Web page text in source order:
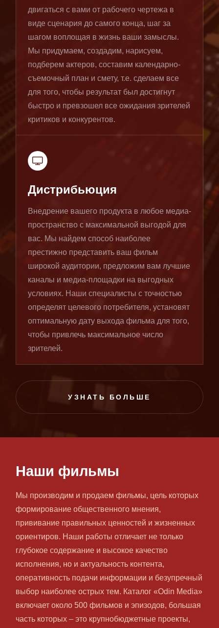
двигаться с вами от рабочего чертежа в
виде сценария до самого конца, шаг за
шагом воплощая в жизнь ваши замыслы.
Мы придумаем, создадим, нарисуем,
подберем актеров, составим календарно-
съемочный план и смету, т.е. сделаем все
для того, чтобы результат был достигнут
быстро и превзошел все ожидания зрителей
критиков и конкурентов.
Дистрибьюция
Внедрение вашего продукта в любое медиа-
пространство с максимальной выгодой для
вас. Мы найдем способ наиболее
престижно представить ваш фильм
широкой аудитории, предложим вам лучшие
каналы и медиа-площадки на выгодных
условиях. Наши специалисты с точностью
определят целевого потребителя, установят
оптимальную дату выхода фильма для того,
чтобы привлечь максимальное число
зрителей.
УЗНАТЬ БОЛЬШЕ
Наши фильмы
Мы производим и продаем фильмы, цель которых
формирование общественного мнения,
прививание правильных ценностей и жизненных
ориентиров. Наши работы отличает не только
глубокое содержание и высокое качество
исполнения, но и актуальность контента,
оперативность подачи информации и безупречный
выбор наиболее острых тем. Каталог «Odin Media»
включает около 500 фильмов и эпизодов, большая
часть которых – это крупнобюджетные проекты,